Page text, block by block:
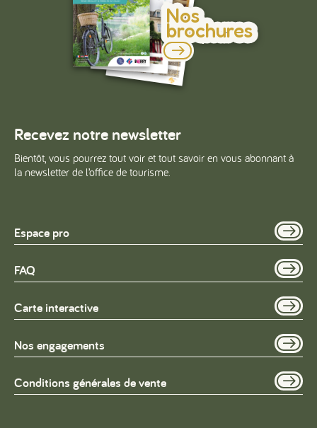
Nos
brochures
Recevez notre newsletter
Bientôt, vous pourrez tout voir et tout savoir en vous abonnant à
la newsletter de l’office de tourisme.
Espace pro
FAQ
Carte interactive
Nos engagements
Conditions générales de vente